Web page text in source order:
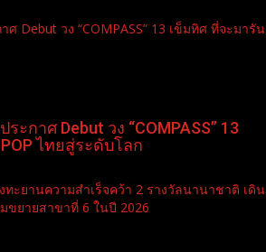
ศ Debut วง “COMPASS” 13 เข็มทิศ ที่จะมารัน
ะกาศ Debut วง “COMPASS” 13
ไทยสู่ระดับโลก
ทะยานความสำเร็จคว้า 2 รางวัลนานาชาติ เดิน
ขยายสาขาที่ 6 ในปี 2026